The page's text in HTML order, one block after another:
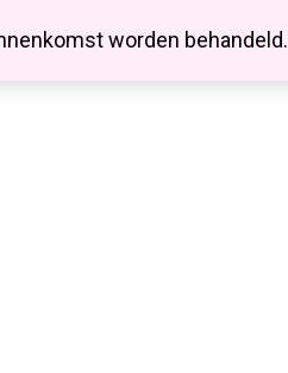
worden behandeld.